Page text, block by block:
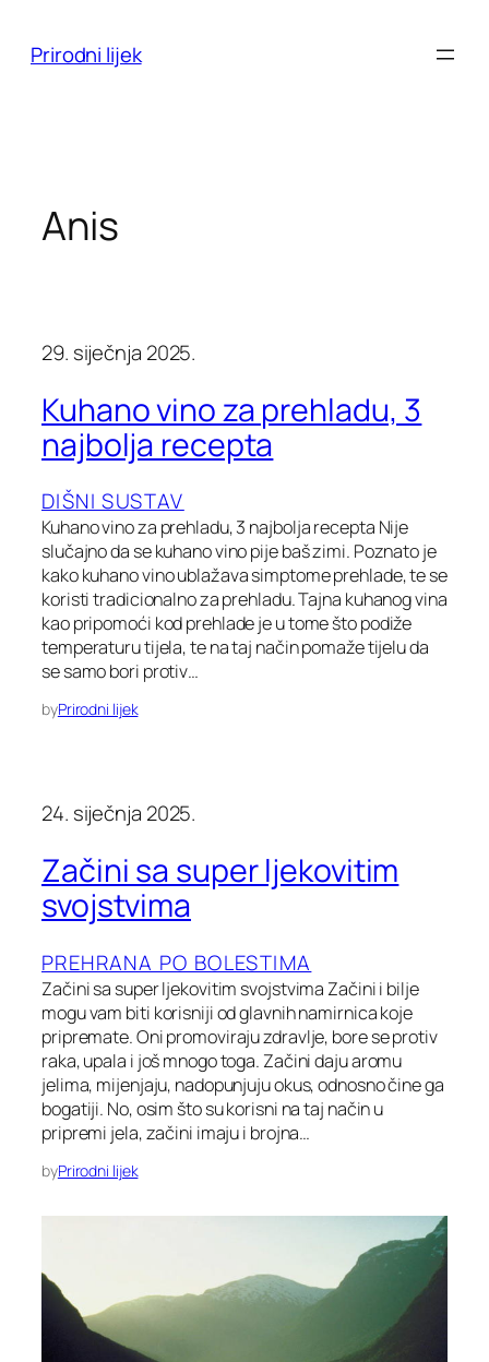
Prirodni lijek
Anis
29. siječnja 2025.
Kuhano vino za prehladu, 3
najbolja recepta
DIŠNI SUSTAV
Kuhano vino za prehladu, 3 najbolja recepta Nije
slučajno da se kuhano vino pije baš zimi. Poznato je
kako kuhano vino ublažava simptome prehlade, te se
koristi tradicionalno za prehladu. Tajna kuhanog vina
kao pripomoći kod prehlade je u tome što podiže
temperaturu tijela, te na taj način pomaže tijelu da
se samo bori protiv…
byPrirodni lijek
24. siječnja 2025.
Začini sa super ljekovitim
svojstvima
PREHRANA PO BOLESTIMA
Začini sa super ljekovitim svojstvima Začini i bilje
mogu vam biti korisniji od glavnih namirnica koje
pripremate. Oni promoviraju zdravlje, bore se protiv
raka, upala i još mnogo toga. Začini daju aromu
jelima, mijenjaju, nadopunjuju okus, odnosno čine ga
bogatiji. No, osim što su korisni na taj način u
pripremi jela, začini imaju i brojna…
byPrirodni lijek